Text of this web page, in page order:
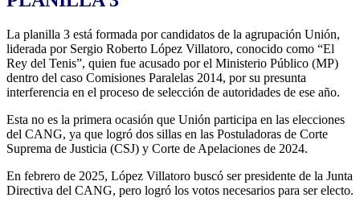
La planilla 3 está formada por candidatos de la agrupación Unión,
liderada por Sergio Roberto López Villatoro, conocido como “El
Rey del Tenis”, quien fue acusado por el Ministerio Público (MP)
dentro del caso Comisiones Paralelas 2014, por su presunta
interferencia en el proceso de selección de autoridades de ese año.
Esta no es la primera ocasión que Unión participa en las elecciones
del CANG, ya que logró dos sillas en las Postuladoras de Corte
Suprema de Justicia (CSJ) y Corte de Apelaciones de 2024.
En febrero de 2025, López Villatoro buscó ser presidente de la Junta
Directiva del CANG, pero logró los votos necesarios para ser electo.